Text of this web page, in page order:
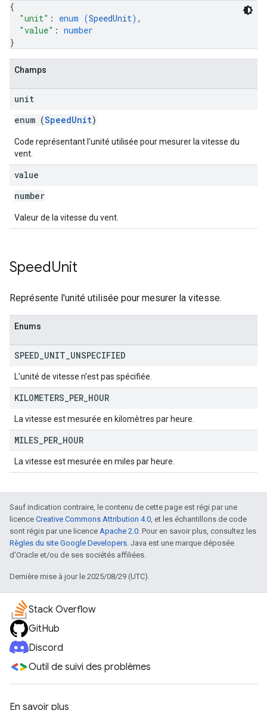
{
"unit" : enum (SpeedUnit) ,
"value" : number
}
Champs
unit
enum (SpeedUnit)
Code représentant l'unité utilisée pour mesurer la vitesse du
vent.
value
number
Valeur de la vitesse du vent.
SpeedUnit
Représente l'unité utilisée pour mesurer la vitesse.
Enums
SPEED UNIT UNSPECIFIED
L'unité de vitesse n'est pas spécifiée.
KILOMETERS PER HOUR
La vitesse est mesurée en kilomètres par heure.
MILES PER HOUR
La vitesse est mesurée en miles par heure.
Sauf indication contraire, le contenu de cette page est régi par une
licence Creative Commons Attribution 4.0, et les échantillons de code
sont régis par une licence Apache 2.0. Pour en savoir plus, consultez les
Règles du site Google Developers. Java est une marque déposée
d'Oracle et/ou de ses sociétés affiliées.
Dernière mise à jour le 2025/08/29 (UTC).
Stack Overflow
GitHub
Discord
Outil de suivi des problèmes
En savoir plus